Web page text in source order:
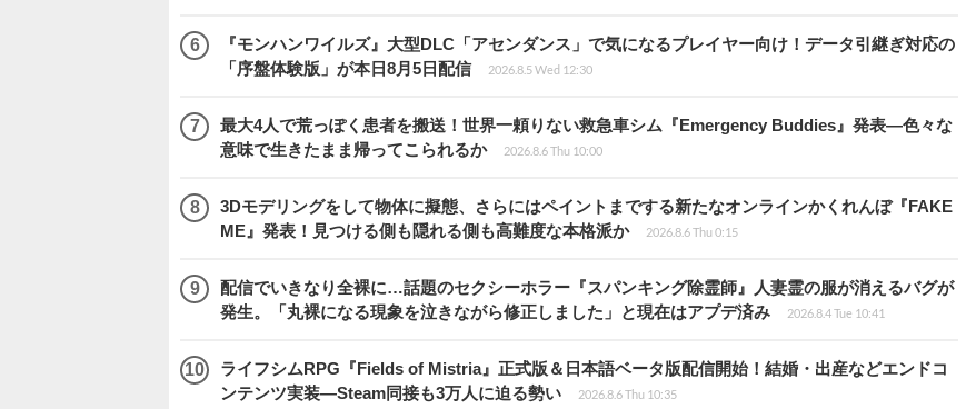
『モンハンワイルズ』大型DLC「アセンダンス」で気になるプレイヤー向け！データ引継ぎ対応の
「序盤体験版」が本日8月5日配信
2026.8.5 Wed 12:30
最大4人で荒っぽく患者を搬送！世界一頼りない救急車シム『Emergency Buddies』発表―色々な
意味で生きたまま帰ってこられるか
2026.8.6 Thu 10:00
3Dモデリングをして物体に擬態、さらにはペイントまでする新たなオンラインかくれんぼ『FAKE
ME』発表！見つける側も隠れる側も高難度な本格派か
2026.8.6 Thu 0:15
配信でいきなり全裸に…話題のセクシーホラー『スパンキング除霊師』人妻霊の服が消えるバグが
発生。「丸裸になる現象を泣きながら修正しました」と現在はアプデ済み
2026.8.4 Tue 10:41
ライフシムRPG『Fields of Mistria』正式版＆日本語ベータ版配信開始！結婚・出産などエンドコ
ンテンツ実装―Steam同接も3万人に迫る勢い
2026.8.6 Thu 10:35